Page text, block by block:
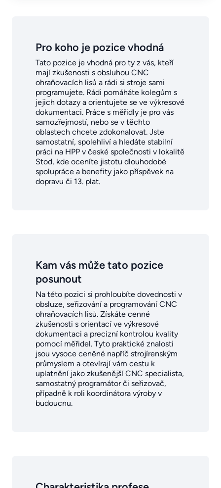
Pro koho je pozice vhodná
Tato pozice je vhodná pro ty z vás, kteří
mají zkušenosti s obsluhou CNC
ohraňovacích lisů a rádi si stroje sami
programujete. Rádi pomáháte kolegům s
jejich dotazy a orientujete se ve výkresové
dokumentaci. Práce s měřidly je pro vás
samozřejmostí, nebo se v těchto
oblastech chcete zdokonalovat. Jste
samostatní, spolehliví a hledáte stabilní
práci na HPP v české společnosti v lokalitě
Stod, kde oceníte jistotu dlouhodobé
spolupráce a benefity jako příspěvek na
dopravu či 13. plat.
Kam vás může tato pozice
posunout
Na této pozici si prohloubíte dovednosti v
obsluze, seřizování a programování CNC
ohraňovacích lisů. Získáte cenné
zkušenosti s orientací ve výkresové
dokumentaci a precizní kontrolou kvality
pomocí měřidel. Tyto praktické znalosti
jsou vysoce ceněné napříč strojírenským
průmyslem a otevírají vám cestu k
uplatnění jako zkušenější CNC specialista,
samostatný programátor či seřizovač,
případně k roli koordinátora výroby v
budoucnu.